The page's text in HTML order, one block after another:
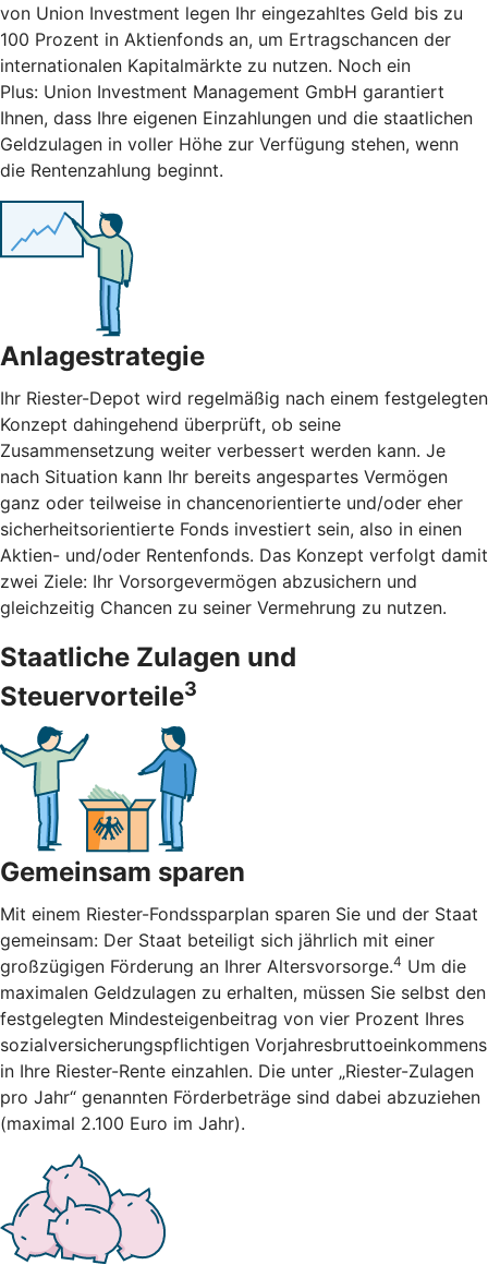
von Union Investment legen Ihr eingezahltes Geld bis zu
100 Prozent in Aktienfonds an, um Ertragschancen der
internationalen Kapitalmärkte zu nutzen. Noch ein
Plus: Union Investment Management GmbH garantiert
Ihnen, dass Ihre eigenen Einzahlungen und die staatlichen
Geldzulagen in voller Höhe zur Verfügung stehen, wenn
die Rentenzahlung beginnt.
Anlagestrategie
Ihr Riester-Depot wird regelmäßig nach einem festgelegten
Konzept dahingehend überprüft, ob seine
Zusammensetzung weiter verbessert werden kann. Je
nach Situation kann Ihr bereits angespartes Vermögen
ganz oder teilweise in chancenorientierte und/oder eher
sicherheitsorientierte Fonds investiert sein, also in einen
Aktien- und/oder Rentenfonds. Das Konzept verfolgt damit
zwei Ziele: Ihr Vorsorgevermögen abzusichern und
gleichzeitig Chancen zu seiner Vermehrung zu nutzen.
Staatliche Zulagen und
Steuervorteile3
Gemeinsam sparen
Mit einem Riester-Fondssparplan sparen Sie und der Staat
gemeinsam: Der Staat beteiligt sich jährlich mit einer
großzügigen Förderung an Ihrer Altersvorsorge.4 Um die
maximalen Geldzulagen zu erhalten, müssen Sie selbst den
festgelegten Mindesteigenbeitrag von vier Prozent Ihres
sozialversicherungspflichtigen Vorjahresbruttoeinkommens
in Ihre Riester-Rente einzahlen. Die unter „Riester-Zulagen
pro Jahr“ genannten Förderbeträge sind dabei abzuziehen
(maximal 2.100 Euro im Jahr).